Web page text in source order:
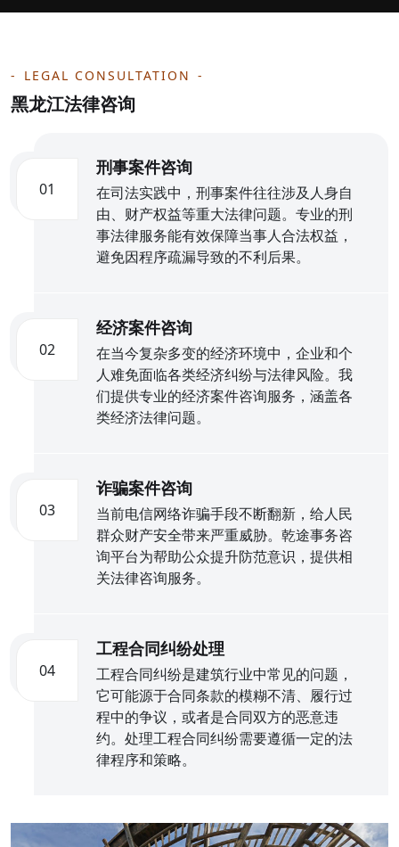
LEGAL CONSULTATION
黑龙江法律咨询
01
刑事案件咨询
在司法实践中，刑事案件往往涉及人身自
由、财产权益等重大法律问题。专业的刑
事法律服务能有效保障当事人合法权益，
避免因程序疏漏导致的不利后果。
02
经济案件咨询
在当今复杂多变的经济环境中，企业和个
人难免面临各类经济纠纷与法律风险。我
们提供专业的经济案件咨询服务，涵盖各
类经济法律问题。
03
诈骗案件咨询
当前电信网络诈骗手段不断翻新，给人民
群众财产安全带来严重威胁。乾途事务咨
询平台为帮助公众提升防范意识，提供相
关法律咨询服务。
04
工程合同纠纷处理
工程合同纠纷是建筑行业中常见的问题，
它可能源于合同条款的模糊不清、履行过
程中的争议，或者是合同双方的恶意违
约。处理工程合同纠纷需要遵循一定的法
律程序和策略。